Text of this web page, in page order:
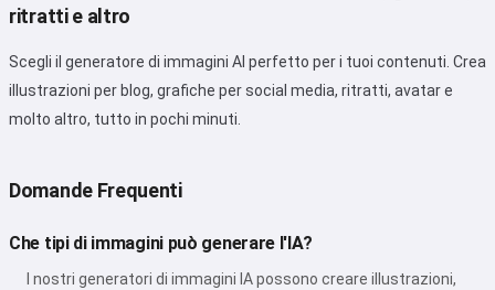
ritratti e altro
Scegli il generatore di immagini AI perfetto per i tuoi contenuti. Crea
illustrazioni per blog, grafiche per social media, ritratti, avatar e
molto altro, tutto in pochi minuti.
Domande Frequenti
Che tipi di immagini può generare l'IA?
I nostri generatori di immagini IA possono creare illustrazioni,